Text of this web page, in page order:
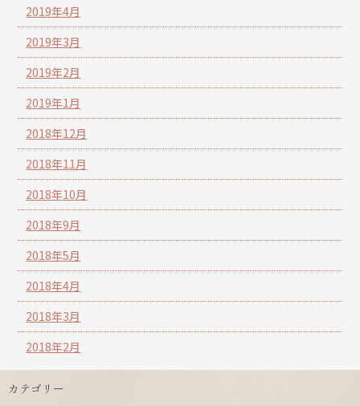
2019年4月
2019年3月
2019年2月
2019年1月
2018年12月
2018年11月
2018年10月
2018年9月
2018年5月
2018年4月
2018年3月
2018年2月
カテゴリー